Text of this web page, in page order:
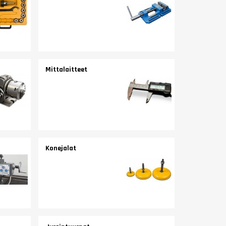
Mittalaitteet
Konejalat